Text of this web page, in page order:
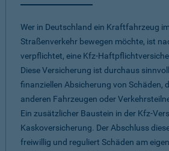
Wer in Deutschland ein Kraftfahrzeug
Straßenverkehr bewegen möchte, ist
verpflichtet, eine Kfz-
Diese Versicherung ist durchaus
finanziellen Absicherung von Schäden,
anderen Fahrzeugen oder
Ein zusätzlicher Baustein in der Kfz-
Kaskoversicherung. Der Abschluss
freiwillig und reguliert Schäden am